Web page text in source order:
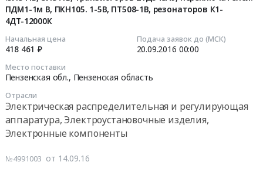
3;
ПДМ1-1м В, ПКН105. 1-5В, ПТ508-1В, резонаторов К1-
4ДТ-12000К
Начальная цена
418 461 ₽
Подача заявок до (МСК)
20.09.2016 00:00
Место поставки
Пензенская обл., Пензенская область
Отрасли
Электрическая распределительная и регулирующая
аппаратура, Электроустановочные изделия,
Электронные компоненты
№4991003 от 14.09.16